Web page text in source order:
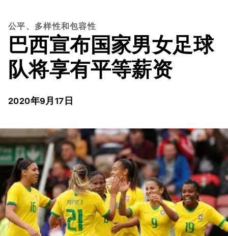
公平、多样性和包容性
巴西宣布国家男女足球
队将享有平等薪资
2020年9月17日